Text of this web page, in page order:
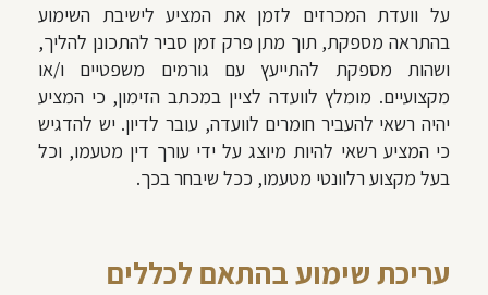
על וועדת המכרזים לזמן את המציע לישיבת השימוע
בהתראה מספקת, תוך מתן פרק זמן סביר להתכונן להליך,
ושהות מספקת להתייעץ עם גורמים משפטיים ו/או
מקצועיים. מומלץ לוועדה לציין במכתב הזימון, כי המציע
יהיה רשאי להעביר חומרים לוועדה, עובר לדיון. יש להדגיש
כי המציע רשאי להיות מיוצג על ידי עורך דין מטעמו, וכל
בעל מקצוע רלוונטי מטעמו, ככל שיבחר בכך.
עריכת שימוע בהתאם לכללים